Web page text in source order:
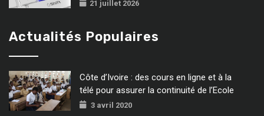
21 juillet 2026
Actualités Populaires
Côte d’Ivoire : des cours en ligne et à la
télé pour assurer la continuité de l’Ecole
3 avril 2020